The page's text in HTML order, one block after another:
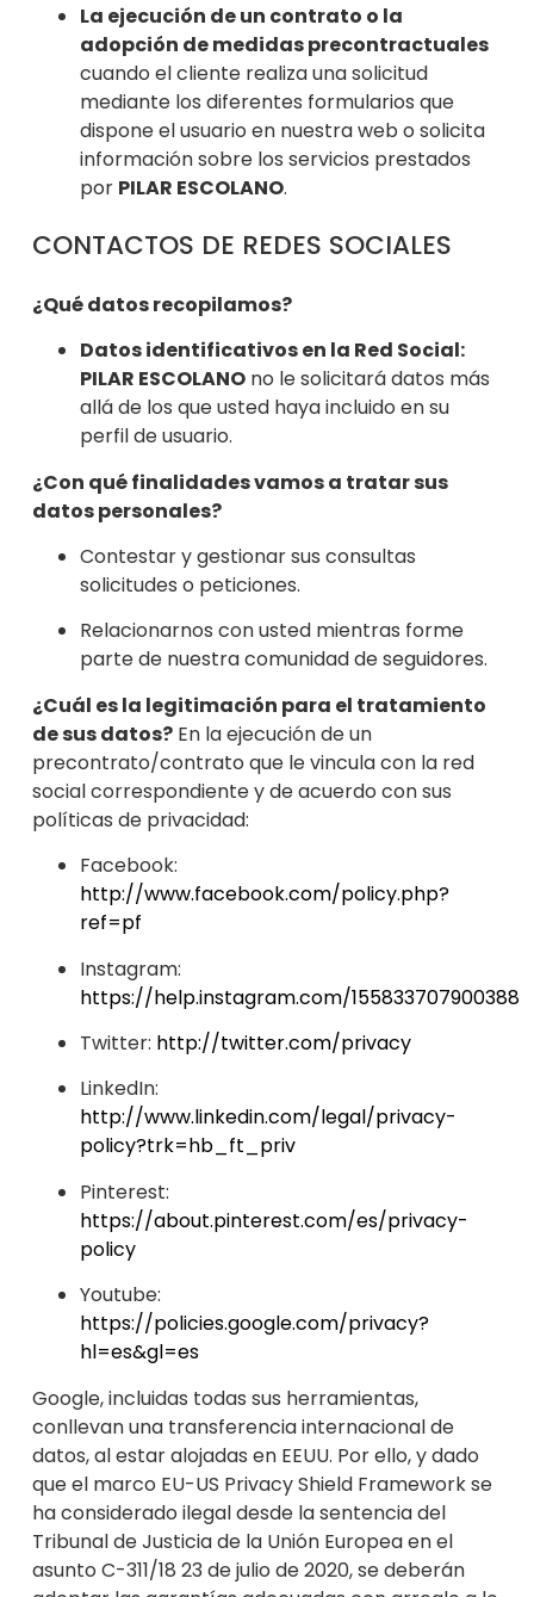
La ejecución de un contrato o la
adopción de medidas precontractuales
cuando el cliente realiza una solicitud
mediante los diferentes formularios que
dispone el usuario en nuestra web o solicita
información sobre los servicios prestados
por PILAR ESCOLANO.
CONTACTOS DE REDES SOCIALES
¿Qué datos recopilamos?
Datos identificativos en la Red Social:
PILAR ESCOLANOno le solicitará datos más
allá de los que usted haya incluido en su
perfil de usuario.
¿Con qué finalidades vamos a tratar sus
datos personales?
Contestar y gestionar sus consultas
solicitudes o peticiones.
Relacionarnos con usted mientras forme
parte de nuestra comunidad de seguidores.
¿Cuál es la legitimación para el tratamiento
de sus datos? En la ejecución de un
precontrato/contrato que le vincula con la red
social correspondiente y de acuerdo con sus
políticas de privacidad:
Facebook:
http://www.facebook.com/policy.php?
ref=pf
Instagram:
https://help.instagram.com/155833707900388
Twitter: http://twitter.com/privacy
LinkedIn:
http://www.linkedin.com/legal/privacy-
policy?trk=hb_ft_priv
Pinterest:
https://about.pinterest.com/es/privacy-
policy
Youtube:
https://policies.google.com/privacy?
hl=es&gl=es
Google, incluidas todas sus herramientas,
conllevan una transferencia internacional de
datos, al estar alojadas en EEUU. Por ello, y dado
que el marco EU-US Privacy Shield Framework se
ha considerado ilegal desde la sentencia del
Tribunal de Justicia de la Unión Europea en el
asunto C-311/18 23 de julio de 2020, se deberán